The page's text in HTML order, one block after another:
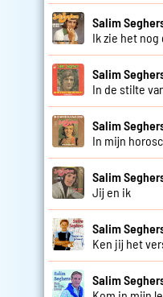
Salim
Ik zie het nog
Salim
In de stilte
Salim
In mijn
Salim
Jij en ik
Salim
Ken jij het
Salim